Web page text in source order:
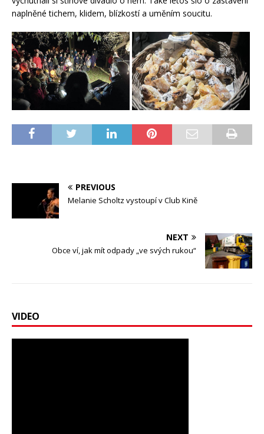
naplněné tichem, klidem, blízkostí a uměním soucitu.
PREVIOUS
Melanie Scholtz vystoupí v Club Kině
NEXT
Obce ví, jak mít odpady „ve svých rukou“
VIDEO